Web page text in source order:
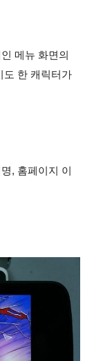
메뉴 화면의
도 한 캐릭터가
, 홈페이지 이